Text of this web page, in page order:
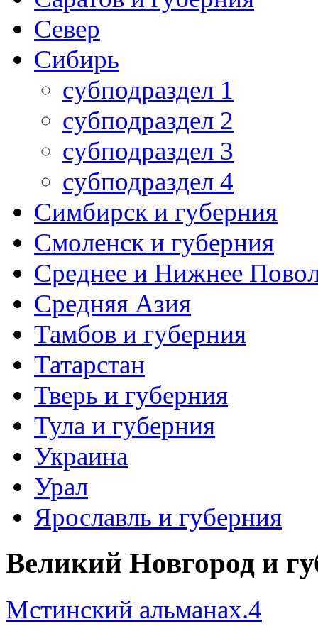
Север
Сибирь
субподраздел 1
субподраздел 2
субподраздел 3
субподраздел 4
Симбирск и губерния
Смоленск и губерния
Среднее и Нижнее
Средняя Азия
Тамбов и губерния
Татарстан
Тверь и губерния
Тула и губерния
Украина
Урал
Ярославль и губерния
Великий Новгород и
Мстинский альманах.4